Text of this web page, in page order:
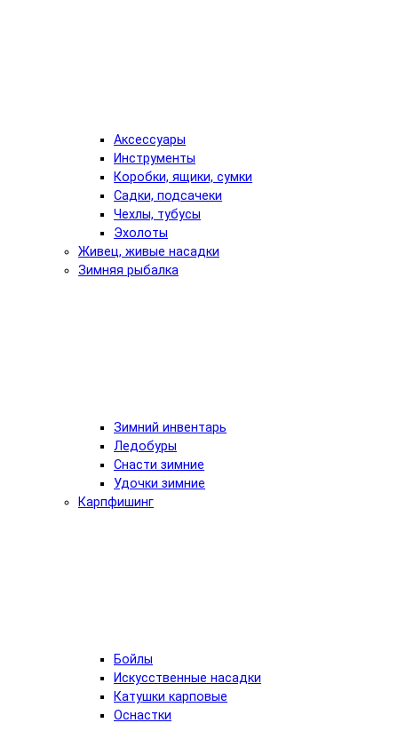
Аксессуары
Инструменты
Коробки, ящики, сумки
Садки, подсачеки
Чехлы, тубусы
Эхолоты
Живец, живые насадки
Зимняя рыбалка
Зимний инвентарь
Ледобуры
Снасти зимние
Удочки зимние
Карпфишинг
Бойлы
Искусственные насадки
Катушки карповые
Оснастки